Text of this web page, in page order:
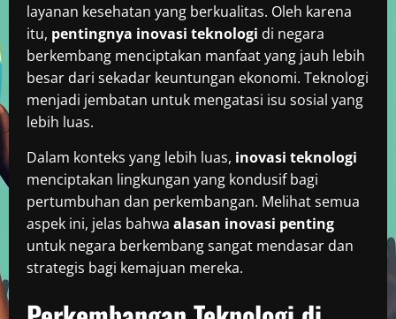
layanan kesehatan yang berkualitas. Oleh karena
itu, pentingnya inovasi teknologi di negara
berkembang menciptakan manfaat yang jauh lebih
besar dari sekadar keuntungan ekonomi. Teknologi
menjadi jembatan untuk mengatasi isu sosial yang
lebih luas.
Dalam konteks yang lebih luas, inovasi teknologi
menciptakan lingkungan yang kondusif bagi
pertumbuhan dan perkembangan. Melihat semua
aspek ini, jelas bahwa alasan inovasi penting
untuk negara berkembang sangat mendasar dan
strategis bagi kemajuan mereka.